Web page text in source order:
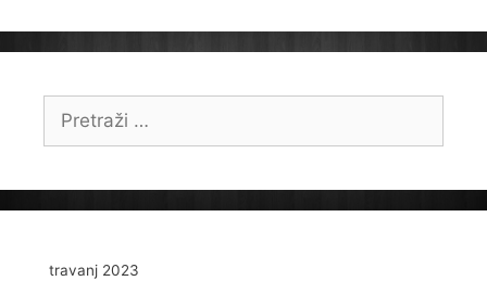
Pretraži:
travanj 2023